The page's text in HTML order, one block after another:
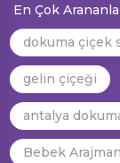
En Çok
dokuma çiçek
gelin çiçeği
antalya
Bebek